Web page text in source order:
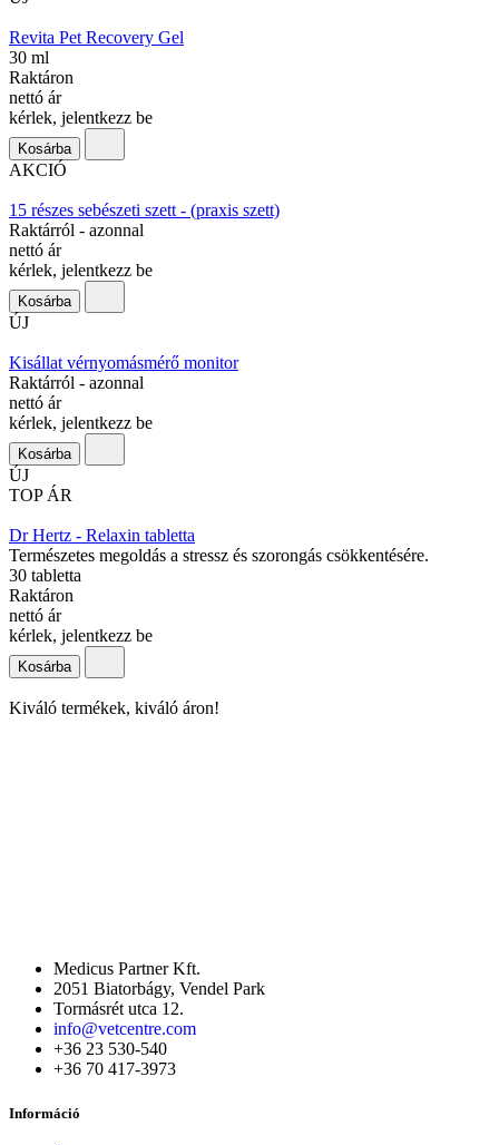
Revita Pet Recovery Gel
30 ml
Raktáron
nettó ár
kérlek, jelentkezz be
Kosárba
AKCIÓ
15 részes sebészeti szett - (praxis szett)
Raktárról - azonnal
nettó ár
kérlek, jelentkezz be
Kosárba
ÚJ
Kisállat vérnyomásmérő monitor
Raktárról - azonnal
nettó ár
kérlek, jelentkezz be
Kosárba
ÚJ
TOP ÁR
Dr Hertz - Relaxin tabletta
Természetes megoldás a stressz és szorongás csökkentésére.
30 tabletta
Raktáron
nettó ár
kérlek, jelentkezz be
Kosárba
Kiváló termékek, kiváló áron!
Medicus Partner Kft.
2051 Biatorbágy, Vendel Park
Tormásrét utca 12.
info@vetcentre.com
+36 23 530-540
+36 70 417-3973
Információ